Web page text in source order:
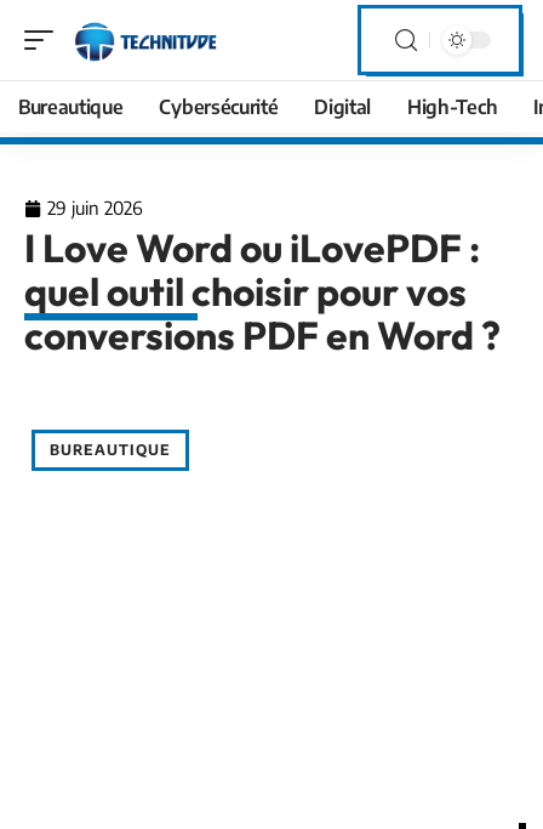
Bureautique Cybersécurité Digital High-Tech
29 juin 2026
I Love Word ou iLovePDF :
quel outil choisir pour vos
conversions PDF en Word ?
BUREAUTIQUE